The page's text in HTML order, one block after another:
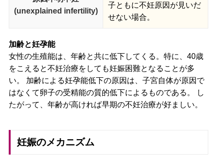
(unexplained infertility)
子ともに不妊原因が見いだ
せない場合。
加齢と妊孕能
女性の生殖能は、年齢と共に低下してくる。特に、40歳
をこえると不妊治療をしても妊娠困難となることが多
い。 加齢による妊孕能低下の原因は、子宮自体が原因で
はなくて卵子の受精能の質的低下によるものである。 し
たがって、年齢が高ければ早期の不妊治療が好ましい。
妊娠のメカニズム